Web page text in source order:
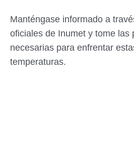
Manténgase informado a
oficiales de Inumet y tome las
necesarias para enfrentar
temperaturas.